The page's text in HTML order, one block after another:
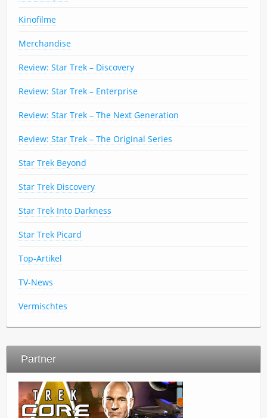
Kinofilme
Merchandise
Review: Star Trek – Discovery
Review: Star Trek – Enterprise
Review: Star Trek – The Next Generation
Review: Star Trek – The Original Series
Star Trek Beyond
Star Trek Discovery
Star Trek Into Darkness
Star Trek Picard
Top-Artikel
TV-News
Vermischtes
Partner